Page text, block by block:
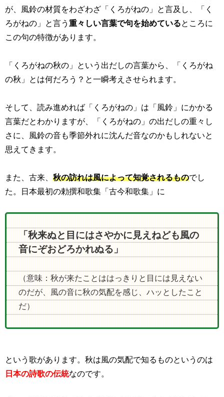
が、風鈴の材質をわざわざ「くろがねの」と言及し、「く
ろがねの」と言う 重々しい言葉で句を始めているところに
この句の特徴があります。
「くろがねの秋の」という出だしの言葉から、「くろがね
の秋」とは何だろう？と一瞬考えさせられます。
そして、読み進めれば「くろがねの」は「風鈴」にかかる
言葉だとわかりますが、「くろがねの」の出だしの重々し
さに、風鈴の音も季節外れに沈んだ音なのかもしれないと
思えてきます。
また、古来、 秋の訪れは風によって知覚されるものでし
た。日本最初の勅撰和歌集「古今和歌集」に
「秋来ぬと目にはさやかに見えねども風の
音にぞおどろかれぬる」
（意味：秋が来たことははっきりと目には見えない
のだが、風の音に秋の気配を感じ、ハッとしたこと
だ）
という歌があります。秋は風の気配で知るものというのは
日本の詩歌の伝統なのです。